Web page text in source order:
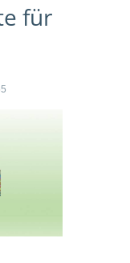
für